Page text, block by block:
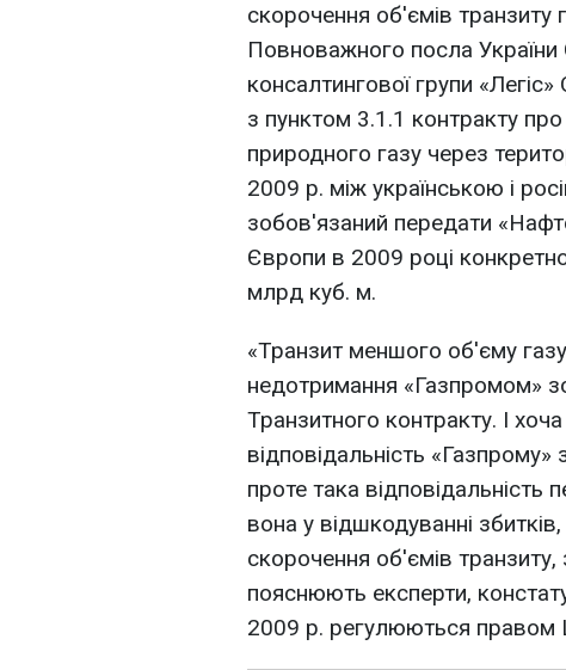
скорочення об'ємів транзиту
Повноважного посла
консалтингової групи
з пунктом 3.1.1 контракту
природного газу через
2009 р. між українською і
зобов'язаний передати
Європи в 2009 році
млрд куб. м.
«Транзит меншого об'єму
недотримання «Газпромом»
Транзитного контракту. І
відповідальність
проте така відповідальність
вона у відшкодуванні
скорочення об'ємів
пояснюють експерти,
2009 р. регулюються правом